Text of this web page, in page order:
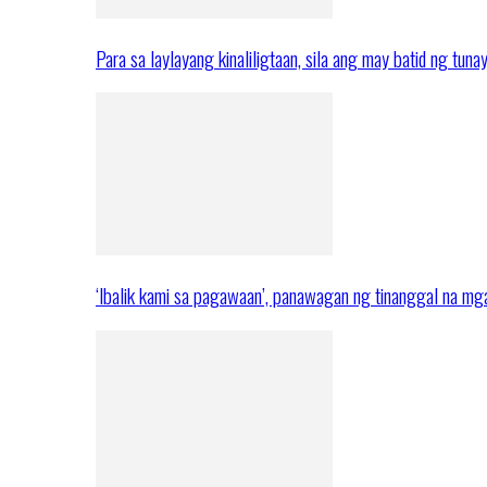
Para sa laylayang kinaliligtaan, sila ang may batid ng
‘Ibalik kami sa pagawaan’, panawagan ng tinanggal na